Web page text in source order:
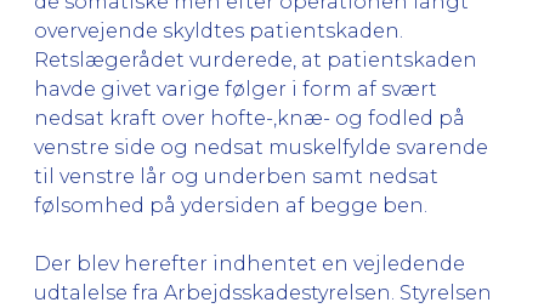
overvejende skyldtes patientskaden.
Retslægerådet vurderede, at patientskaden
havde givet varige følger i form af svært
nedsat kraft over hofte-,knæ- og fodled på
venstre side og nedsat muskelfylde svarende
til venstre lår og underben samt nedsat
følsomhed på ydersiden af begge ben.
Der blev herefter indhentet en vejledende
udtalelse fra Arbejdsskadestyrelsen. Styrelsen